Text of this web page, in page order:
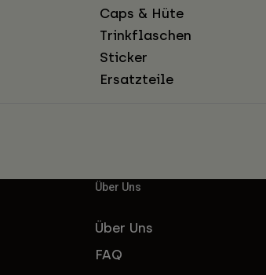
Caps & Hüte
Trinkflaschen
Sticker
Ersatzteile
Über Uns
Über Uns
FAQ